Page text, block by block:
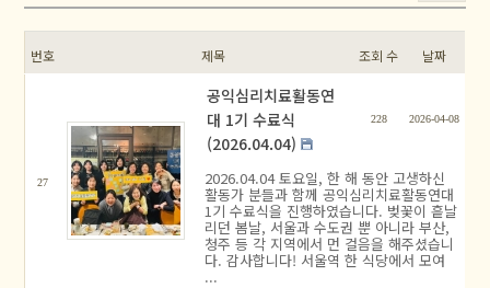
번호 제목 조회 수 날짜
27
공익심리치료활동연
대 1기 수료식
(2026.04.04)
228 2026-04-08
2026.04.04 토요일, 한 해 동안 고생하신
활동가 분들과 함께 공익심리치료활동연대
1기 수료식을 진행하였습니다. 벚꽃이 흩날
리던 봄날, 서울과 수도권 뿐 아니라 부산,
청주 등 각 지역에서 먼 걸음을 해주셨습니
다. 감사합니다! 서울역 한 식당에서 모여
...